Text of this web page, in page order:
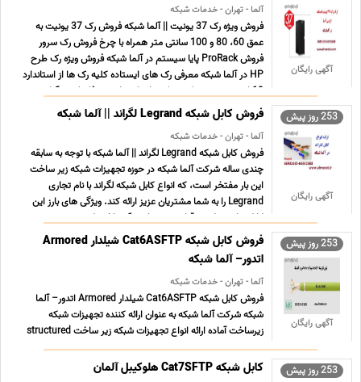
آگهی رایگان
آلما - تهران - خدمات شبکه
فروش ویژه رک 37 یونیت || آلما شبکه فروش رک 37 یونیت به
عمق 60، 80 و 100 سانتی متر همراه با چرخ فروش رک سرور
فروش ProRack پایا سیستم در آلما شبکه فروش ویژه رک طرح
HP در آلما شبکه معرفی رک های ایستاده کلیه رک ها از استاندارد
19 اینچ پیروی می کنند. رک های ایستاده نیز فاصله دو آدا ... ...
253 روز پیش
آگهی رایگان
فروش کابل شبکه Legrand لگراند || آلما شبکه
آلما - تهران - خدمات شبکه
فروش کابل شبکه Legrand لگراند || آلما شبکه با توجه به سابقه
چندی ساله شرکت آلما شبکه در حوزه تجهیزات شبکه زیر ساخت
این بار مفتخر است، که انواع کابل شبکه لگراند با نام تجاری
Legrand را به شما مشتریان عزیز ارائه کند. ویژگی های بارز این
کابل های شبکه به قرار زیر می باشد 1- ساخت کشو ... ...
253 روز پیش
آگهی رایگان
فروش کابل شبکه Cat6ASFTP شیلدار Armored
اتدور– آلما شبکه
آلما - تهران - خدمات شبکه
فروش کابل شبکه Cat6ASFTP شیلدار Armored اتدور– آلما
شبکه شرکت آلما شبکه به عنوان ارائه کننده تجهیزات شبکه
زیرساخت آماده ارائه انواع تجهیزات شبکه زیر ساخت structured
cabling می باشد. آلما شبکه نماینده رسمی تجهیزات هلوکیبل
Helukabel مفتخر به ارائه انواع کابل Cat6A و متعلقات آن از ...
253 روز پیش کابل شبکه Cat7SFTP هلوکیبل آلمان